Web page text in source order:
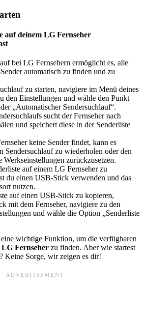
auf deinem LG Fernseher
bei LG Fernsehern ermöglicht es, alle
automatisch zu finden und zu
zu starten, navigiere im Menü deines
den Einstellungen und wähle den Punkt
„Automatischer Sendersuchlauf“.
sucht der Fernseher nach
und speichert diese in der Senderliste
keine Sender findet, kann es
Sendersuchlauf zu wiederholen oder den
Werkseinstellungen zurückzusetzen.
auf einem LG Fernseher zu
du einen USB-Stick verwenden und das
nutzen.
auf einen USB-Stick zu kopieren,
mit dem Fernseher, navigiere zu den
und wähle die Option „Senderliste
wichtige Funktion, um die verfügbaren
LG Fernseher zu finden. Aber wie startest
Keine Sorge, wir zeigen es dir!